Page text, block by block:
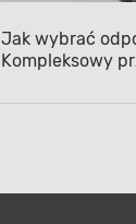
Jak wybrać
Kompleksowy